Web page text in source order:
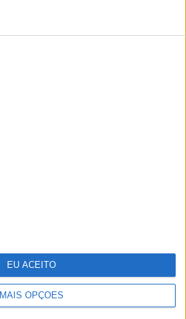
MAIS OPÇÕES
EU ACEITO